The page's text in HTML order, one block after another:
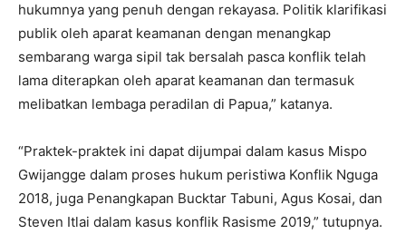
hukumnya yang penuh dengan rekayasa. Politik klarifikasi
publik oleh aparat keamanan dengan menangkap
sembarang warga sipil tak bersalah pasca konflik telah
lama diterapkan oleh aparat keamanan dan termasuk
melibatkan lembaga peradilan di Papua,” katanya.
“Praktek-praktek ini dapat dijumpai dalam kasus Mispo
Gwijangge dalam proses hukum peristiwa Konflik Nguga
2018, juga Penangkapan Bucktar Tabuni, Agus Kosai, dan
Steven Itlai dalam kasus konflik Rasisme 2019,” tutupnya.